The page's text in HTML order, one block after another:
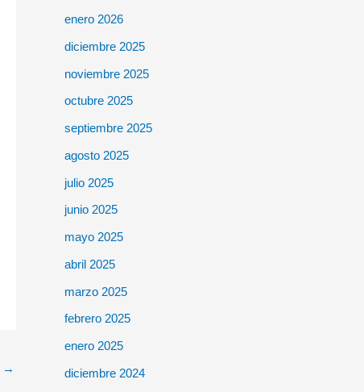
→
enero 2026
diciembre 2025
noviembre 2025
octubre 2025
septiembre 2025
agosto 2025
julio 2025
junio 2025
mayo 2025
abril 2025
marzo 2025
febrero 2025
enero 2025
diciembre 2024